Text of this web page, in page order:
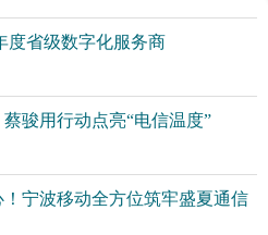
度省级数字化服务商
骏用行动点亮“电信温度”
宁波移动全方位筑牢盛夏通信